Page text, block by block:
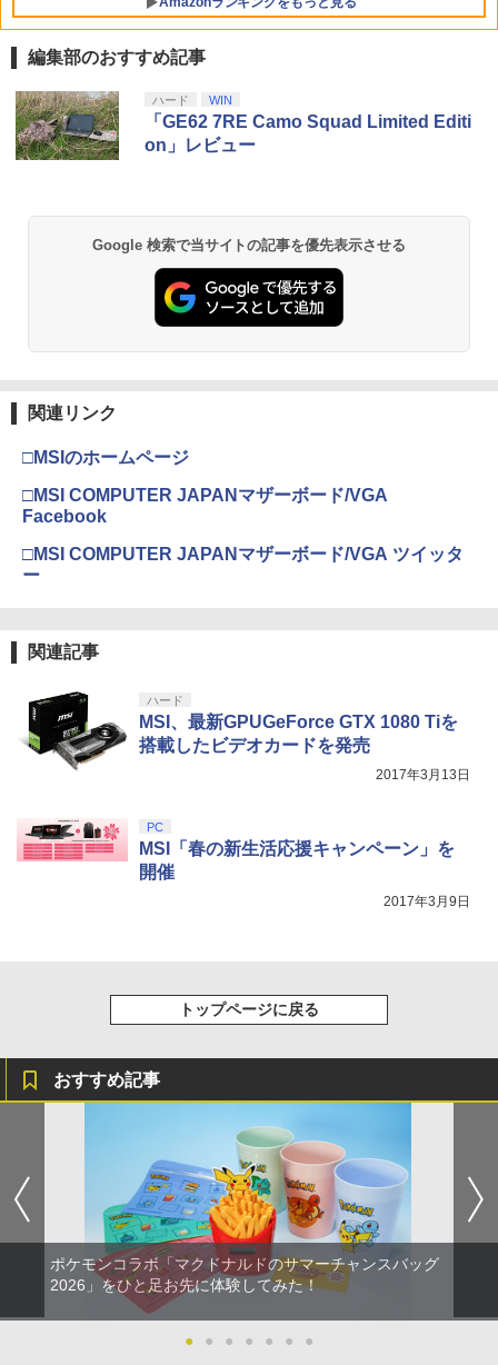
1
【純正品】Xbox ワイヤレス コントロー
ラー + USB-C® ケーブル
Xbox プリペイドカード 5,000円 デジタ
ンラインコード]
3
￥7,681
B-C ケーブル
5
ラー (カーボンブラック)
￥8,020
1
【Amazon.co.jp限定】劇場版モノノ怪
第三章 蛇神 (Amazon.co.jp限定オリジ
ナル三方背収納ケース付きコレクション)
(オリジナル特典:オリジナル巾着＋メー
ボード付) [Blu-ray]
￥10,780
窩座再来 通常版 [Blu-ray]
3
劇場版「鬼滅の刃」無限城編 第一章 猗
￥3,523
4
￥8,698
巾着＋メーカー特典:【坤と離】二振りの
剣、十翼より来たる！スタジオ描き下ろ
編集部のおすすめ記事
ハード WIN
「GE62 7RE Camo Squad Limited Editi
on」レビュー
Google 検索で当サイトの記事を優先表示させる
関連リンク
□MSIのホームページ
□MSI COMPUTER JAPANマザーボード/VGA
Facebook
□MSI COMPUTER JAPANマザーボード/VGA ツイッタ
ー
関連記事
ハード
MSI、最新GPUGeForce GTX 1080 Tiを
搭載したビデオカードを発売
2017年3月13日
PC
MSI「春の新生活応援キャンペーン」を
開催
2017年3月9日
トップページに戻る
おすすめ記事
ポケモンコラボ「マクドナルドのサマーチャンスバッグ
2026」をひと足お先に体験してみた！
● ● ● ● ● ● ●